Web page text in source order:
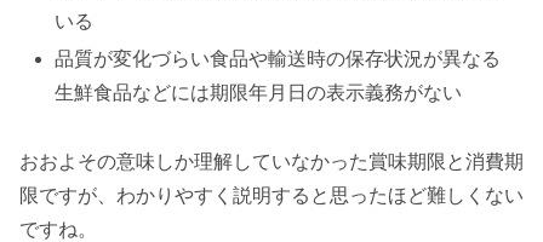
いる
品質が変化づらい食品や輸送時の保存状況が異なる
生鮮食品などには期限年月日の表示義務がない
おおよその意味しか理解していなかった賞味期限と消費期
限ですが、わかりやすく説明すると思ったほど難しくない
ですね。